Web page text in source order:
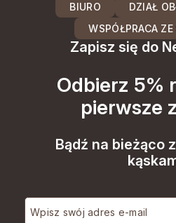
BIURO
DZIAŁ
WSPÓŁPRACA ZE
Zapisz się do
Odbierz 5%
pierwsze
Bądź na bieżąco